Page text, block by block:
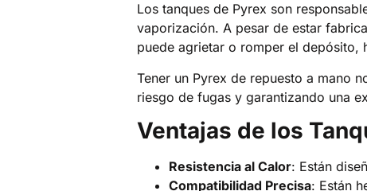
Los tanques de Pyrex son
vaporización. A pesar de estar
puede agrietar o romper el depósito,
Tener un Pyrex de repuesto a mano
riesgo de fugas y garantizando una
Ventajas de los
Resistencia al Calor: Están
Compatibilidad Precisa: Están